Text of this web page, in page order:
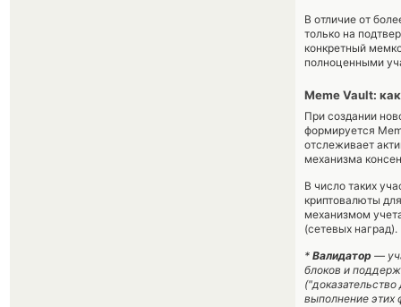
В отличие от
только на
конкретный
полноценными
Meme Vault:
При создании
формируется
отслеживает
механизма
В число таких
криптовалюты
механизмом
(сетевых наград).
* Валидатор —
блоков и
выполнение этих